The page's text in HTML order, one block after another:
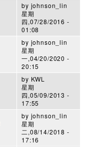
by johnson_lin
星期
四,07/28/2016 -
01:08
by johnson_lin
星期
一,04/20/2020 -
20:15
by KWL
星期
四,05/09/2013 -
17:55
by johnson_lin
星期
二,08/14/2018 -
17:16